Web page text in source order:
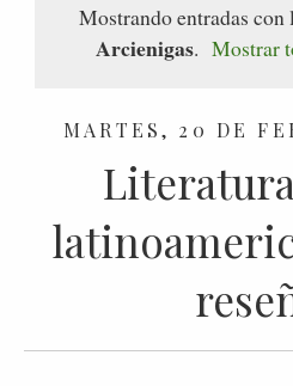
Mostrando entradas
Arcienigas. Mostrar
MARTES, 20 DE